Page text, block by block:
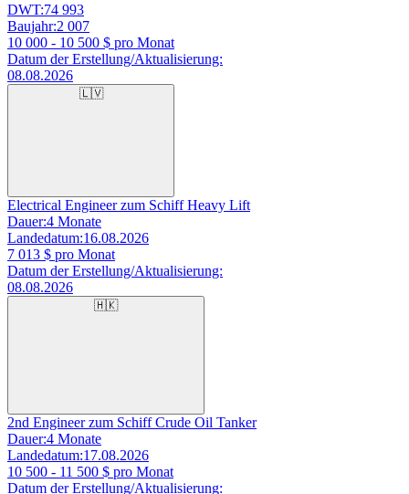
DWT:74 993
Baujahr:2 007
10 000 - 10 500 $ pro Monat
Datum der Erstellung/Aktualisierung:
08.08.2026
🇱🇻
Electrical Engineer zum Schiff Heavy Lift
Dauer:4 Monate
Landedatum:16.08.2026
7 013 $ pro Monat
Datum der Erstellung/Aktualisierung:
08.08.2026
🇭🇰
2nd Engineer zum Schiff Crude Oil Tanker
Dauer:4 Monate
Landedatum:17.08.2026
10 500 - 11 500 $ pro Monat
Datum der Erstellung/Aktualisierung: